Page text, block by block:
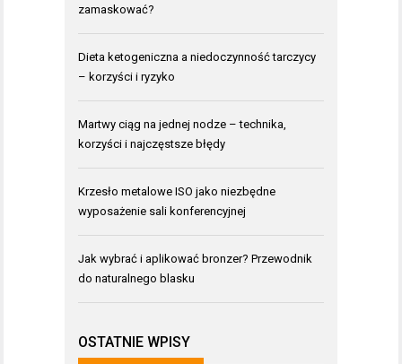
zamaskować?
Dieta ketogeniczna a niedoczynność tarczycy
– korzyści i ryzyko
Martwy ciąg na jednej nodze – technika,
korzyści i najczęstsze błędy
Krzesło metalowe ISO jako niezbędne
wyposażenie sali konferencyjnej
Jak wybrać i aplikować bronzer? Przewodnik
do naturalnego blasku
OSTATNIE WPISY